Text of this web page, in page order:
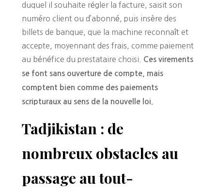
duquel il souhaite régler la facture, saisit son
numéro client ou d’abonné, puis insère des
billets de banque, que la machine reconnaît et
accepte, moyennant des frais, comme paiement
au bénéfice du prestataire choisi.
Ces virements
se font sans ouverture de compte, mais
comptent bien comme des paiements
scripturaux au sens de la nouvelle loi.
Tadjikistan : de
nombreux obstacles au
passage au tout-